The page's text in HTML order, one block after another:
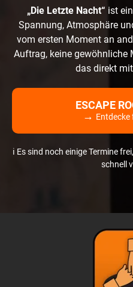
„Die Letzte Nacht“ ist
Spannung, Atmosphäre
vom ersten Moment an
Auftrag, keine gewöhnliche
das direkt
ESCAPE
→ Entdecke
ℹ️ Es sind noch einige Termine
schnell